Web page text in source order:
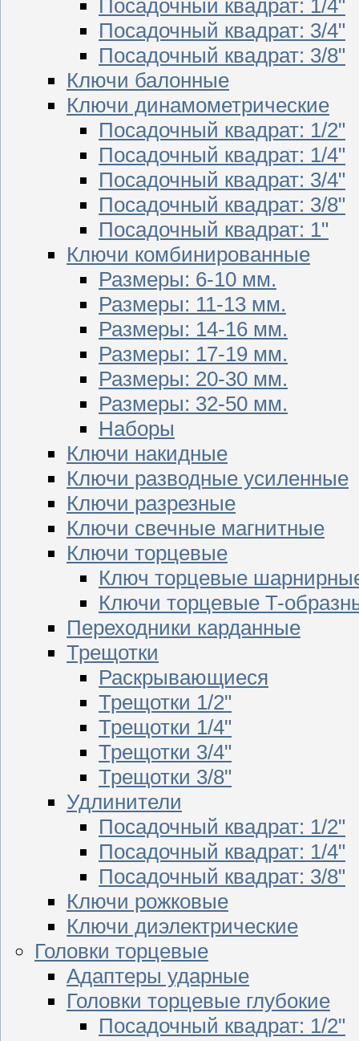
Посадочный квадрат: 1/4"
Посадочный квадрат: 3/4"
Посадочный квадрат: 3/8"
Ключи балонные
Ключи динамометрические
Посадочный квадрат: 1/2"
Посадочный квадрат: 1/4"
Посадочный квадрат: 3/4"
Посадочный квадрат: 3/8"
Посадочный квадрат: 1"
Ключи комбинированные
Размеры: 6-10 мм.
Размеры: 11-13 мм.
Размеры: 14-16 мм.
Размеры: 17-19 мм.
Размеры: 20-30 мм.
Размеры: 32-50 мм.
Наборы
Ключи накидные
Ключи разводные усиленные
Ключи разрезные
Ключи свечные магнитные
Ключи торцевые
Ключ торцевые
Ключи торцевые T-
Переходники карданные
Трещотки
Раскрывающиеся
Трещотки 1/2"
Трещотки 1/4"
Трещотки 3/4"
Трещотки 3/8"
Удлинители
Посадочный квадрат: 1/2"
Посадочный квадрат: 1/4"
Посадочный квадрат: 3/8"
Ключи рожковые
Ключи диэлектрические
Головки торцевые
Адаптеры ударные
Головки торцевые глубокие
Посадочный квадрат: 1/2"